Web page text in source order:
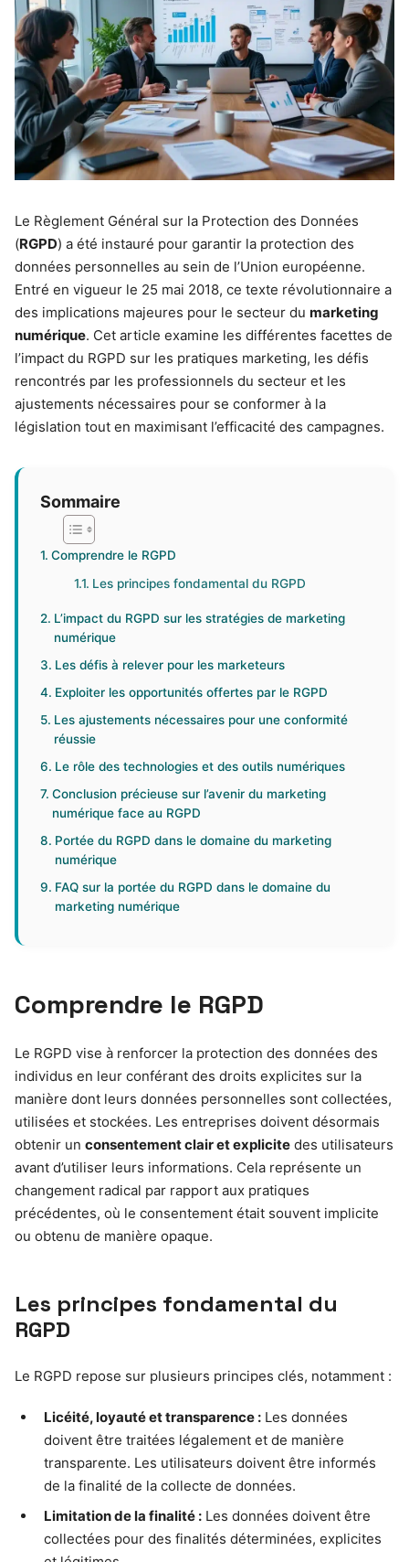
Le Règlement Général sur la Protection des Données
(RGPD) a été instauré pour garantir la protection des
données personnelles au sein de l’Union européenne.
Entré en vigueur le 25 mai 2018, ce texte révolutionnaire a
des implications majeures pour le secteur du marketing
numérique. Cet article examine les différentes facettes de
l’impact du RGPD sur les pratiques marketing, les défis
rencontrés par les professionnels du secteur et les
ajustements nécessaires pour se conformer à la
législation tout en maximisant l’efficacité des campagnes.
Sommaire
Comprendre le RGPD
Les principes fondamental du RGPD
L’impact du RGPD sur les stratégies de marketing
numérique
Les défis à relever pour les marketeurs
Exploiter les opportunités offertes par le RGPD
Les ajustements nécessaires pour une conformité
réussie
Le rôle des technologies et des outils numériques
Conclusion précieuse sur l’avenir du marketing
numérique face au RGPD
Portée du RGPD dans le domaine du marketing
numérique
FAQ sur la portée du RGPD dans le domaine du
marketing numérique
Comprendre le RGPD
Le RGPD vise à renforcer la protection des données des
individus en leur conférant des droits explicites sur la
manière dont leurs données personnelles sont collectées,
utilisées et stockées. Les entreprises doivent désormais
obtenir un consentement clair et explicite des utilisateurs
avant d’utiliser leurs informations. Cela représente un
changement radical par rapport aux pratiques
précédentes, où le consentement était souvent implicite
ou obtenu de manière opaque.
Les principes fondamental du
RGPD
Le RGPD repose sur plusieurs principes clés, notamment :
Licéité, loyauté et transparence : Les données
doivent être traitées légalement et de manière
transparente. Les utilisateurs doivent être informés
de la finalité de la collecte de données.
Limitation de la finalité : Les données doivent être
collectées pour des finalités déterminées, explicites